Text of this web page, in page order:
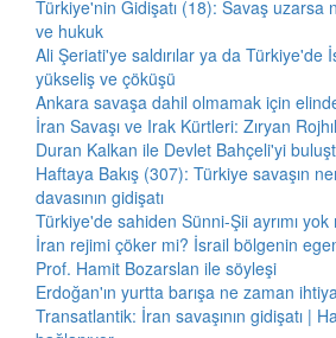
Türkiye'nin Gidişatı (18): Savaş uzarsa
ve hukuk
Ali Şeriati'ye saldırılar ya da Türkiye'de
yükseliş ve çöküşü
Ankara savaşa dahil olmamak için
İran Savaşı ve Irak Kürtleri: Zıryan
Duran Kalkan ile Devlet Bahçeli'yi
Haftaya Bakış (307): Türkiye savaşın
davasının gidişatı
Türkiye'de sahiden Sünni-Şii ayrımı yok
İran rejimi çöker mi? İsrail bölgenin
Prof. Hamit Bozarslan ile söyleşi
Erdoğan'ın yurtta barışa ne zaman
Transatlantik: İran savaşının gidişatı |